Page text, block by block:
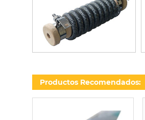
Productos Recomendados: